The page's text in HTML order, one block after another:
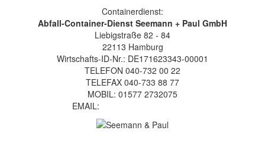
Containerdienst:
Abfall-Container-Dienst Seemann + Paul GmbH
Liebigstraße 82 - 84
22113 Hamburg
Wirtschafts-ID-Nr.: DE171623343-00001
TELEFON 040-732 00 22
TELEFAX 040-733 88 77
MOBIL: 01577 2732075
EMAIL: